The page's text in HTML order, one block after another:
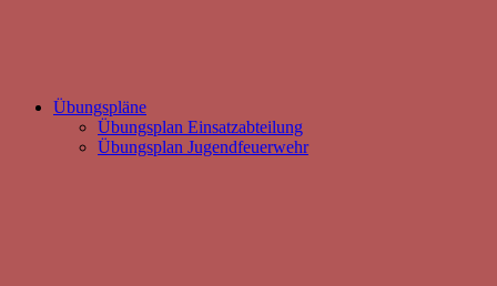
Übungspläne
Übungsplan Einsatzabteilung
Übungsplan Jugendfeuerwehr